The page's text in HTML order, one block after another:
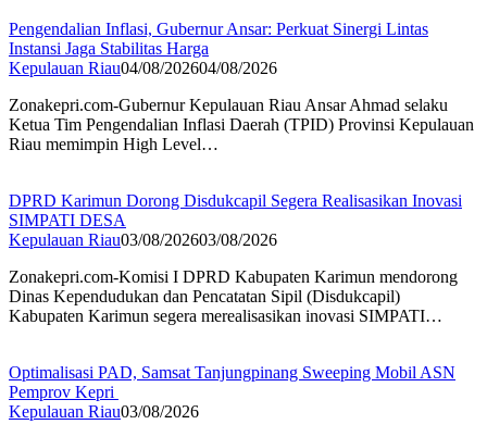
Pengendalian Inflasi, Gubernur Ansar: Perkuat Sinergi Lintas
Instansi Jaga Stabilitas Harga
Kepulauan Riau04/08/202604/08/2026
Zonakepri.com-Gubernur Kepulauan Riau Ansar Ahmad selaku
Ketua Tim Pengendalian Inflasi Daerah (TPID) Provinsi Kepulauan
Riau memimpin High Level…
DPRD Karimun Dorong Disdukcapil Segera Realisasikan Inovasi
SIMPATI DESA
Kepulauan Riau03/08/202603/08/2026
Zonakepri.com-Komisi I DPRD Kabupaten Karimun mendorong
Dinas Kependudukan dan Pencatatan Sipil (Disdukcapil)
Kabupaten Karimun segera merealisasikan inovasi SIMPATI…
Optimalisasi PAD, Samsat Tanjungpinang Sweeping Mobil ASN
Pemprov Kepri
Kepulauan Riau03/08/2026